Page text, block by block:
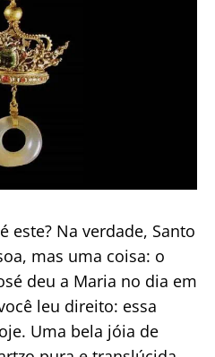
este? Na verdade, Santo
mas uma coisa: o
deu a Maria no dia em
leu direito: essa
Uma bela jóia de